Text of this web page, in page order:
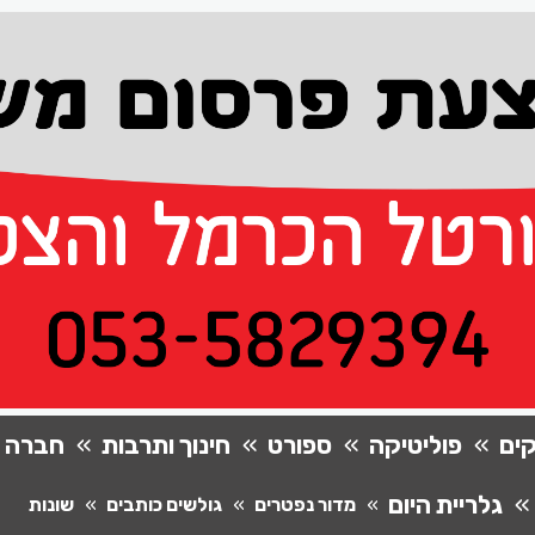
פוליטיקה ספורט חינוך ותרבות
חברה
גלריית היום
מדור נפטרים גולשים כותבים שונות